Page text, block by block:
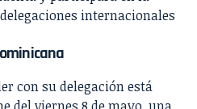
internacionales
con su delegación está
del viernes 8 de mayo, una